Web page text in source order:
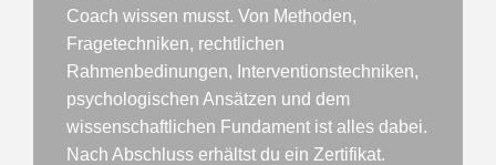
Coach wissen musst. Von Methoden,
Fragetechniken, rechtlichen
Rahmenbedinungen, Interventionstechniken,
psychologischen Ansätzen und dem
wissenschaftlichen Fundament ist alles dabei.
Nach Abschluss erhältst du ein Zertifikat.